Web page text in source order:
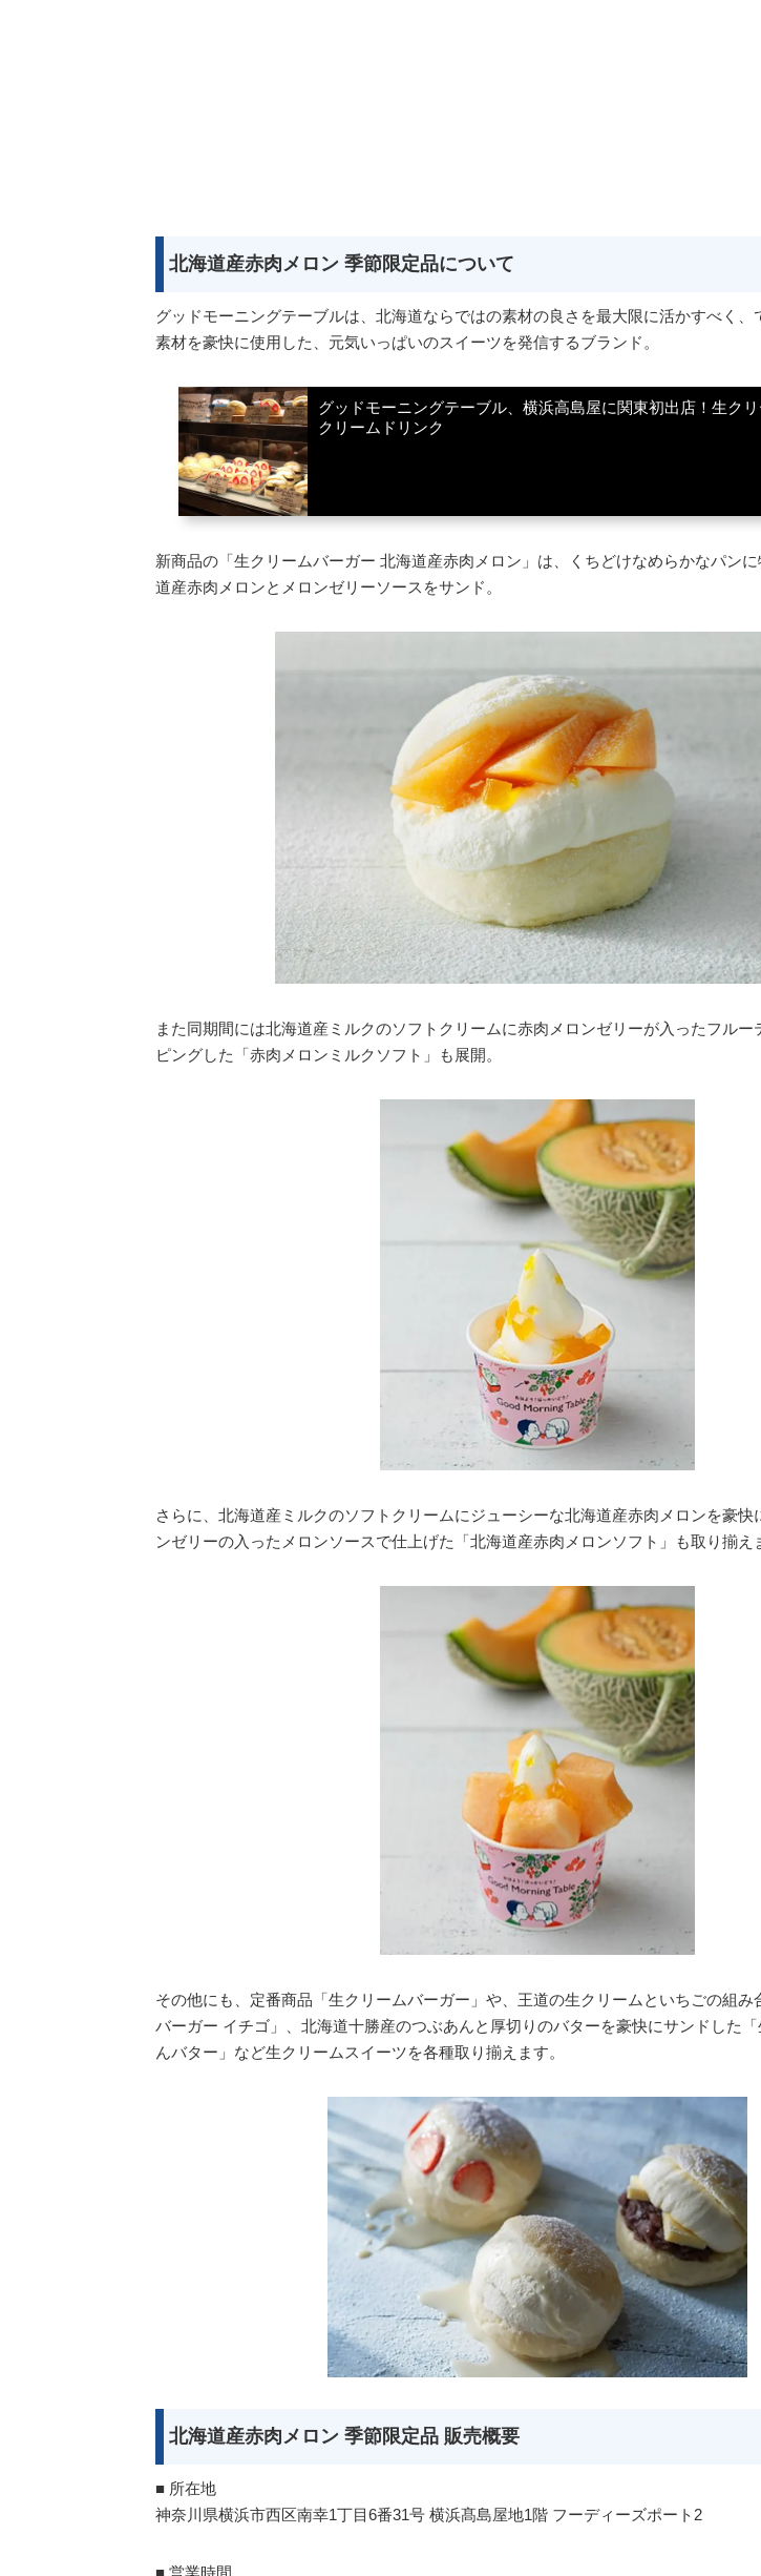
北海道産赤肉メロン 季節限定品について
グッドモーニングテーブルは、北海道ならではの素材の良さを最大限に活かすべく、
素材を豪快に使用した、元気いっぱいのスイーツを発信するブランド。
グッドモーニングテーブル、横浜高島屋に関東初出店！生ク
クリームドリンク
新商品の「生クリームバーガー 北海道産赤肉メロン」は、くちどけなめらかなパン
道産赤肉メロンとメロンゼリーソースをサンド。
また同期間には北海道産ミルクのソフトクリームに赤肉メロンゼリーが入ったフルー
ピングした「赤肉メロンミルクソフト」も展開。
さらに、北海道産ミルクのソフトクリームにジューシーな北海道産赤肉メロンを豪快
ンゼリーの入ったメロンソースで仕上げた「北海道産赤肉メロンソフト」も取り揃え
その他にも、定番商品「生クリームバーガー」や、王道の生クリームといちごの組み
バーガー イチゴ」、北海道十勝産のつぶあんと厚切りのバターを豪快にサンドした
んバター」など生クリームスイーツを各種取り揃えます。
北海道産赤肉メロン 季節限定品 販売概要
■ 所在地
神奈川県横浜市西区南幸1丁目6番31号 横浜髙島屋地1階 フーディーズポート2